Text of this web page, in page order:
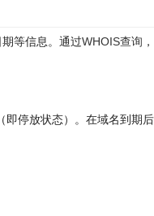
等信息。通过WHOIS查询
停放状态）。在域名到期